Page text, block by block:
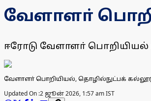
வேளாளா்
ஈரோடு வேளாளா் பொறியியல்
வேளாளா் பொறியியல், தொழில்நுட்பக்
Updated On :2 ஜூன் 2026, 1:57 am IST